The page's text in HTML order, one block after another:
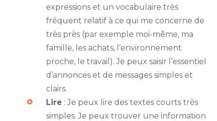
expressions et un vocabulaire très
fréquent relatif à ce qui me concerne de
très près (par exemple moi-même, ma
famille, les achats, l’environnement
proche, le travail). Je peux saisir l’essentiel
d’annonces et de messages simples et
clairs.
Lire : Je peux lire des textes courts très
simples. Je peux trouver une information